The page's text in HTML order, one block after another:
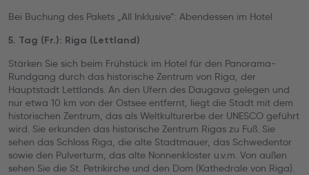
Bei Buchung des Pakets „All Inklusive“: Abendessen im Hotel
5. Tag (Fr.): Riga (Lettland)
Stärken Sie sich beim Frühstück im Hotel für den Panorama-
Rundgang durch das historische Zentrum von Riga, der
Hauptstadt Lettlands. An den Ufern des Daugava gelegen und
nur etwa 10 km von der Ostsee entfernt, liegt die Stadt mit dem
historischen Zentrum, das als Weltkulturerbe der UNESCO geführt
wird. Sie erkunden das historische Zentrum Rigas zu Fuß. Sie
sehen das Schloss Riga, die alte Stadtmauer, das Schwedentor
sowie den Pulverturm, das alte Nonnenkloster u.v.m. Von außen
sehen Sie die St. Petrikirche und den Dom (Kathedrale von Riga).